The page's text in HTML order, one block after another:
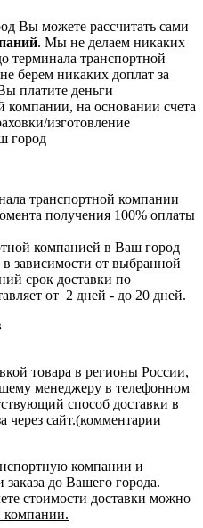
Вы можете рассчитать сами
. Мы не делаем никаких
терминала транспортной
берем никаких доплат за
платите деньги
компании, на основании счета
изготовление
город
транспортной компании
получения 100% оплаты
компанией в Ваш город
зависимости от выбранной
срок доставки по
от 2 дней - до 20 дней.
товара в регионы России,
менеджеру в телефонном
способ доставки в
через сайт.(комментарии
компании и
заказа до Вашего города.
стоимости доставки можно
компании.